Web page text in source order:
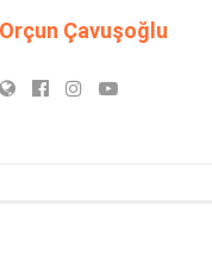
Orçun Çavuşoğlu